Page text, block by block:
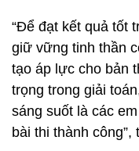
“Để đạt kết quả tốt
giữ vững tinh thần
tạo áp lực cho bản
trọng trong giải
sáng suốt là các
bài thi thành công”,